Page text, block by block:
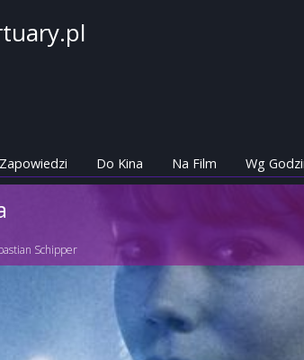
Zapowiedzi Do Kina Na Film Wg
Schipper